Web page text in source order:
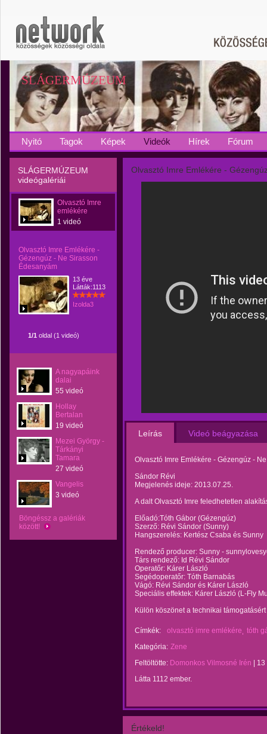
SLÁGERMÚZEUM
Nyitó Tagok Képek Videók Hírek Fórum
SLÁGERMÚZEUM
videógalériái
Olvasztó Imre
emlékére
1 videó
Olvasztó Imre Emlékére -
Gézengúz - Ne Sirasson
Édesanyám
13 éve
Látták:1113
Izolda3
1/1 oldal (1 videó)
A nagyapáink
dalai
55 videó
Hollay
Bertalan
19 videó
Mezei György -
Tárkányi
Tamara
27 videó
Vangelis
3 videó
Böngéssz a galériák
között!
Olvasztó Imre Emlékére -
Leírás Videó beágyazása
Olvasztó Imre Emlékére - Gézengúz -
Sándor Révi
Megjelenés ideje: 2013.07.25.
A dalt Olvasztó Imre feledhetetlen
Előadó:Tóth Gábor (Gézengúz)
Szerző: Révi Sándor (Sunny)
Hangszerelés: Kertész Csaba és Sunny
Rendező producer: Sunny -
Társ rendező: Id Révi Sándor
Operatőr: Kárer László
Segédoperatőr: Tóth Barnabás
Vágó: Révi Sándor és Kárer László
Speciális effektek: Kárer László (L-Fly
Külön köszönet a technikai
Címkék: olvasztó imre emlékére
tóth
Kategória: Zene
Feltöltötte: Domonkos Vilmosné Irén
13
Látta 1112 ember.
Értékeld!